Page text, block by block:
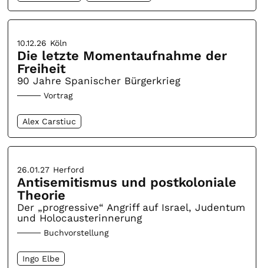
10.12.26 Köln
Die letzte Momentaufnahme der
Freiheit
90 Jahre Spanischer Bürgerkrieg
Vortrag
Alex Carstiuc
26.01.27 Herford
Antisemitismus und postkoloniale
Theorie
Der „progressive“ Angriff auf Israel, Judentum
und Holocausterinnerung
Buchvorstellung
Ingo Elbe